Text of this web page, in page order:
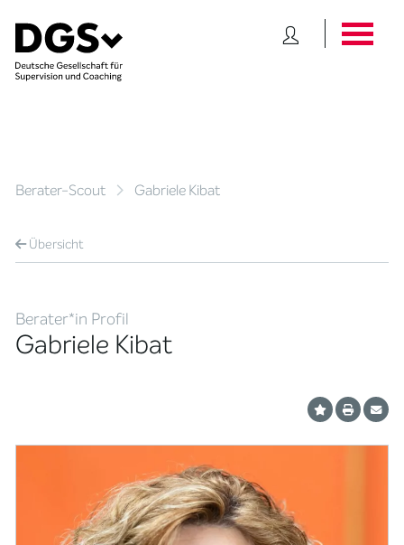
Berater-Scout Gabriele Kibat
Übersicht
Berater*in Profil
Gabriele Kibat